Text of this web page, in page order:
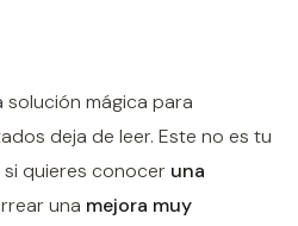
solución mágica para
deja de leer. Este no es tu
quieres conocer una
una mejora muy